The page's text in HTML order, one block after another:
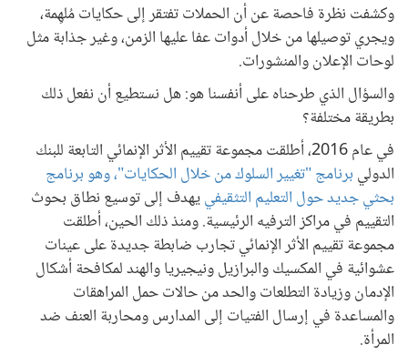
وكشفت نظرة فاحصة عن أن الحملات تفتقر إلى حكايات مُلهِمة،
ويجري توصيلها من خلال أدوات عفا عليها الزمن، وغير جذابة مثل
لوحات الإعلان والمنشورات.
والسؤال الذي طرحناه على أنفسنا هو: هل نستطيع أن نفعل ذلك
بطريقة مختلفة؟
في عام 2016، أطلقت مجموعة تقييم الأثر الإنمائي التابعة للبنك
الدولي برنامج "تغيير السلوك من خلال الحكايات"، وهو برنامج
بحثي جديد حول التعليم التثقيفييهدف إلى توسيع نطاق بحوث
التقييم في مراكز الترفيه الرئيسية. ومنذ ذلك الحين، أطلقت
مجموعة تقييم الأثر الإنمائي تجارب ضابطة جديدة على عينات
عشوائية في المكسيك والبرازيل ونيجيريا والهند لمكافحة أشكال
الإدمان وزيادة التطلعات والحد من حالات حمل المراهقات
والمساعدة في إرسال الفتيات إلى المدارس ومحاربة العنف ضد
المرأة.